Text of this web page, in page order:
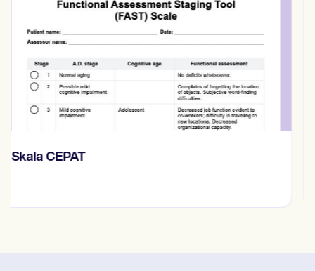
Rencana Perawatan Keperawatan